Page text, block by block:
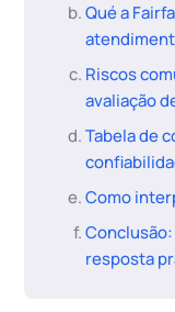
Qué a
Riscos
avaliação
Tabela de
Como
resposta